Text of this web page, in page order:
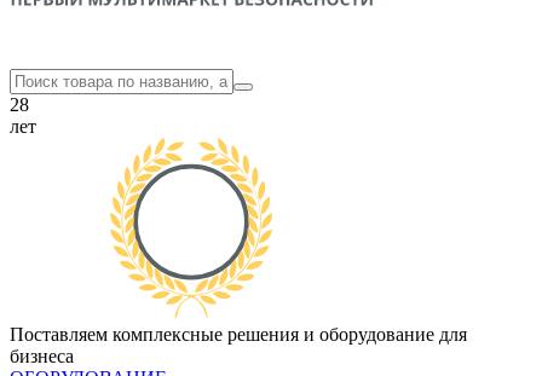
28
лет
Поставляем комплексные решения и оборудование для
бизнеса